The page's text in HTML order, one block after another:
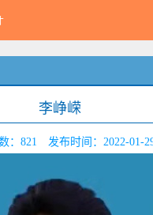
李峥嵘
： 821 发布时间：2022-01-